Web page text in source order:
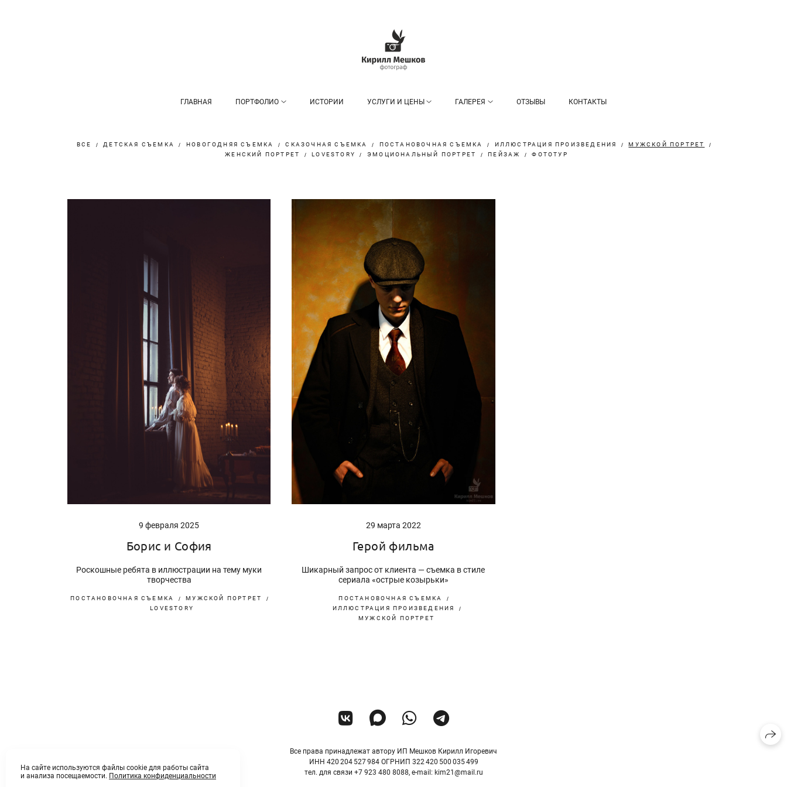
ГЛАВНАЯ ПОРТФОЛИО ИСТОРИИ УСЛУГИ И ЦЕНЫ ГАЛЕРЕЯ ОТЗЫВЫ КОНТАКТЫ
ВСЕ ДЕТСКАЯ СЪЕМКА НОВОГОДНЯЯ СЪЕМКА СКАЗОЧНАЯ СЪЕМКА ПОСТАНОВОЧНАЯ СЪЕМКА ИЛЛЮСТРАЦИЯ ПРОИЗВЕДЕНИЯ
МУЖСКОЙ ПОРТРЕТ
ЖЕНСКИЙ ПОРТРЕТ
LOVESTORY ЭМОЦИОНАЛЬНЫЙ ПОРТРЕТ ПЕЙЗАЖ ФОТОТУР
9 февраля 2025
Борис и София
Роскошные ребята в иллюстрации на тему муки
творчества
ПОСТАНОВОЧНАЯ СЪЕМКА
МУЖСКОЙ ПОРТРЕТ
LOVESTORY
29 марта 2022
Герой фильма
Шикарный запрос от клиента — съемка в стиле
сериала «острые козырьки»
ПОСТАНОВОЧНАЯ СЪЕМКА
ИЛЛЮСТРАЦИЯ ПРОИЗВЕДЕНИЯ
МУЖСКОЙ ПОРТРЕТ
Все права принадлежат автору ИП Мешков Кирилл Игоревич
ИНН 420 204 527 984 ОГРНИП 322 420 500 035 499
тел. для связи +7 923 480 8088, e-mail: kim21@mail.ru
На сайте используются файлы cookie для работы сайта
и анализа посещаемости. Политика конфиденциальности